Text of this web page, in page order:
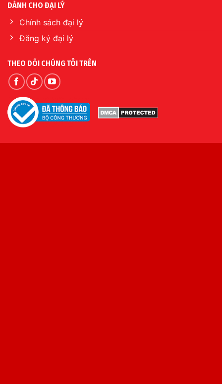
DÀNH CHO ĐẠI LÝ
Chính sách đại lý
Đăng ký đại lý
THEO DÕI CHÚNG TÔI TRÊN